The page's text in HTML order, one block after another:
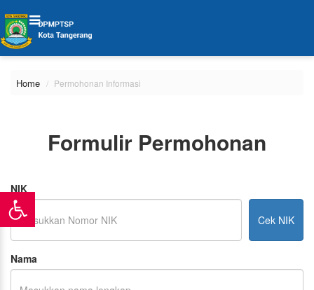
Home Permohonan Informasi
Formulir Permohonan
NIK
Cek NIK
Nama